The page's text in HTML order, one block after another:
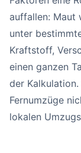
auffallen: Maut
unter
Kraftstoff,
einen ganzen
der
Fernumzüge
lokalen